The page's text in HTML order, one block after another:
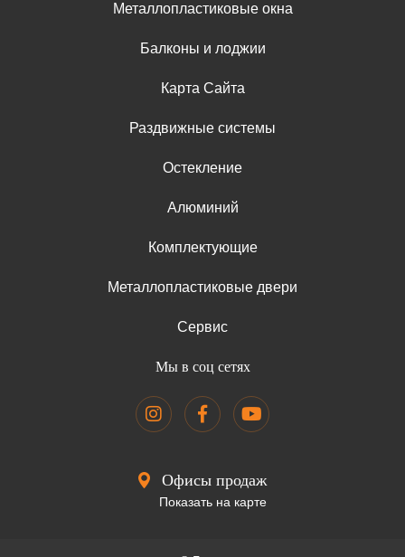
Металлопластиковые окна
Балконы и лоджии
Карта Сайта
Раздвижные системы
Остекление
Алюминий
Комплектующие
Металлопластиковые двери
Сервис
Мы в соц сетях
Офисы продаж
Показать на карте